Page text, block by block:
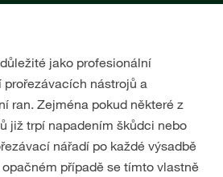
jako profesionální
nástrojů a
ran. Zejména pokud některé z
již trpí napadením škůdci nebo
nářadí po každé výsadbě
případě se tímto vlastně